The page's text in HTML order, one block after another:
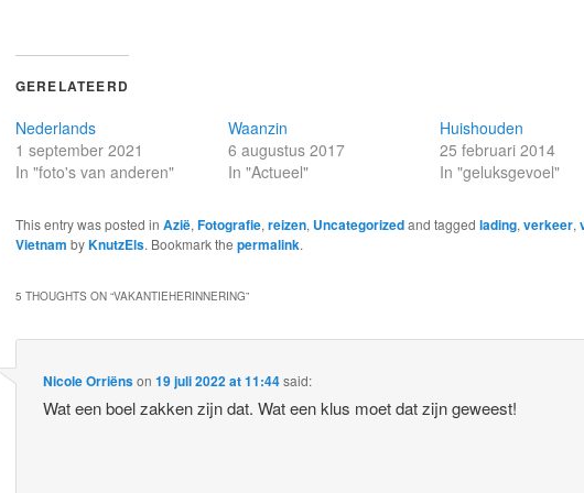
GERELATEERD
Nederlands
1 september 2021
In "foto's van anderen"
Waanzin
6 augustus 2017
In "Actueel"
Huishouden
25 februari 2014
In "geluksgevoel"
This entry was posted in Azië, Fotografie, reizen, Uncategorizedand tagged lading, verkeer,
Vietnam byKnutzEls. Bookmark the permalink.
5 THOUGHTS ON “VAKANTIEHERINNERING”
Nicole Orriënson19 juli 2022 at 11:44said:
Wat een boel zakken zijn dat. Wat een klus moet dat zijn geweest!